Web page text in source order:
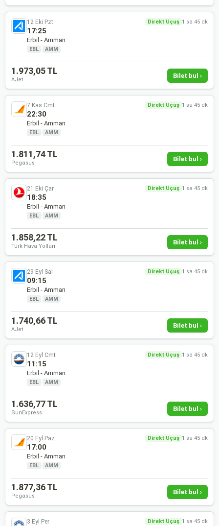
12 Eki Pzt Direkt Uçuş 1 sa 45 dk
17:25
Erbil - Amman
EBL · AMM
1.973,05 TL
AJet
Bilet bul ›
7 Kas Cmt Direkt Uçuş 1 sa 45 dk
22:30
Erbil - Amman
EBL · AMM
1.811,74 TL
Pegasus
Bilet bul ›
21 Eki Çar Direkt Uçuş 1 sa 45 dk
18:35
Erbil - Amman
EBL · AMM
1.858,22 TL
Türk Hava Yolları
Bilet bul ›
29 Eyl Sal Direkt Uçuş 1 sa 45 dk
09:15
Erbil - Amman
EBL · AMM
1.740,66 TL
AJet
Bilet bul ›
12 Eyl Cmt Direkt Uçuş 1 sa 45 dk
11:15
Erbil - Amman
EBL · AMM
1.636,77 TL
SunExpress
Bilet bul ›
20 Eyl Paz Direkt Uçuş 1 sa 45 dk
17:00
Erbil - Amman
EBL · AMM
1.877,36 TL
Pegasus
Bilet bul ›
3 Eyl Per Direkt Uçuş 1 sa 45 dk